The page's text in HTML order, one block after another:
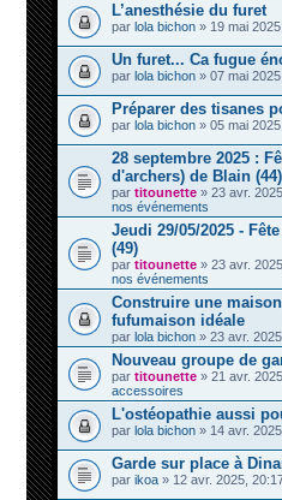
L’anesthésie du furet
par lola bichon» 19 mai
Un furet... Ca fugue
par lola bichon» 07 mai
Préparer des tisanes
par lola bichon» 05 mai
28 septembre 2025 :
d'archers) de Blain (44)
par titounette» 23 avr.
nos événements
Jeudi 29/05/2025 -
(49)
par titounette» 23 avr.
nos événements
Construire une
fufumaison idéale
par lola bichon» 23 avr.
Nouveau groupe de
par titounette» 21 avr.
accessoires
L'ostéopathie aussi
par lola bichon» 14 avr.
Garde sur place à
par ikoa» 12 avr. 2025,